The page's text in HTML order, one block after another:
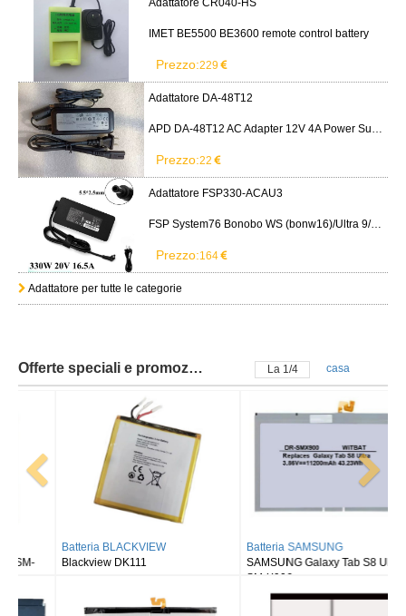
Adattatore CR040-HS
IMET BE5500 BE3600 remote control battery
Prezzo:229
Adattatore DA-48T12
APD DA-48T12 AC Adapter 12V 4A Power Supply Cord
Prezzo:22
Adattatore FSP330-ACAU3
FSP System76 Bonobo WS (bonw16)/Ultra 9/RTX5090
Prezzo:164
Adattatore per tutte le categorie
Offerte speciali e promozioni La 2/4 casa
Batteria BLACKVIEW
Blackview DK111
Batteria SAMSUNG
SAMSUNG Galaxy Tab S8 Ultra
SM-X900